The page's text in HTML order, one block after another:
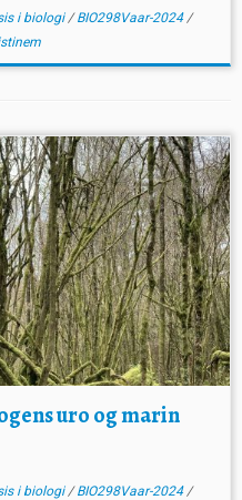
i biologi/BIO298Vaar-2024/
uro og marin
i biologi/BIO298Vaar-2024/